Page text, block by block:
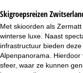
Skigroepsreizen
Met skioorden als
winterse luxe. Naast
infrastructuur bieden
Alpenpanorama.
sfeer, waar ze kunnen